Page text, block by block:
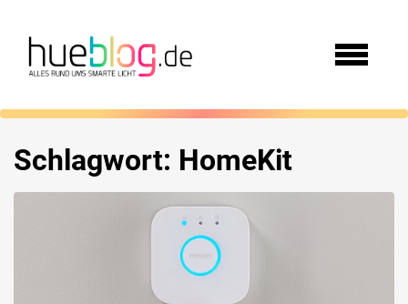
Schlagwort: HomeKit